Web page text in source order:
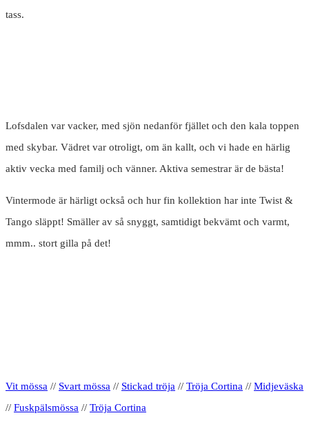
tass.
Lofsdalen var vacker, med sjön nedanför fjället och den kala toppen
med skybar. Vädret var otroligt, om än kallt, och vi hade en härlig
aktiv vecka med familj och vänner. Aktiva semestrar är de bästa!
Vintermode är härligt också och hur fin kollektion har inte Twist &
Tango släppt! Smäller av så snyggt, samtidigt bekvämt och varmt,
mmm.. stort gilla på det!
Vit mössa // Svart mössa // Stickad tröja // Tröja Cortina // Midjeväska
// Fuskpälsmössa // Tröja Cortina